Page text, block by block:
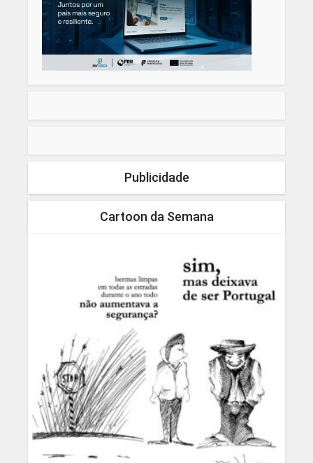
Publicidade
Cartoon da Semana